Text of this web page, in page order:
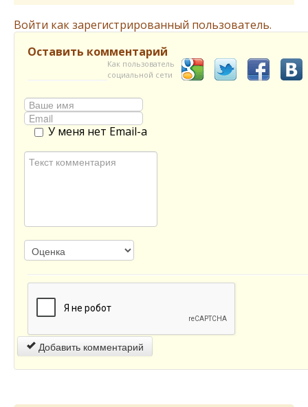
Войти как зарегистрированный пользователь.
Оставить комментарий
Как пользователь
социальной сети
У меня нет Email-а
Добавить комментарий